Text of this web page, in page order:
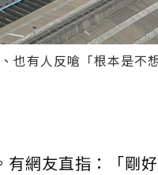
也有人反嗆「根本是不
有網友直指：「剛